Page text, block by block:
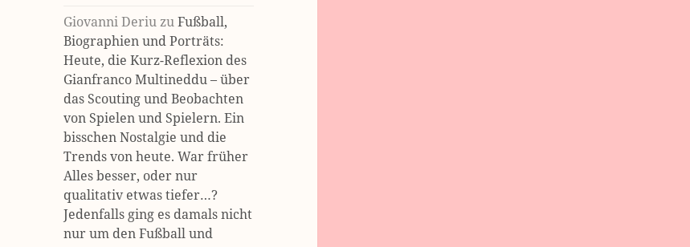
Giovanni DeriuzuFußball,
Biographien und Porträts:
Heute, die Kurz-Reflexion des
Gianfranco Multineddu – über
das Scouting und Beobachten
von Spielen und Spielern. Ein
bisschen Nostalgie und die
Trends von heute. War früher
Alles besser, oder nur
qualitativ etwas tiefer…?
Jedenfalls ging es damals nicht
nur um den Fußball und